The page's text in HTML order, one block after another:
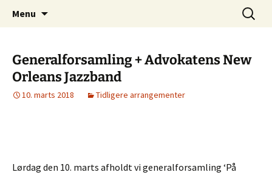
Sea-Side Club
Juelsminde Jazzklub
Menu
Søg
efter:
Generalforsamling + Advokatens New
Orleans Jazzband
10. marts 2018 Tidligere arrangementer
Lørdag den 10. marts afholdt vi generalforsamling ‘På